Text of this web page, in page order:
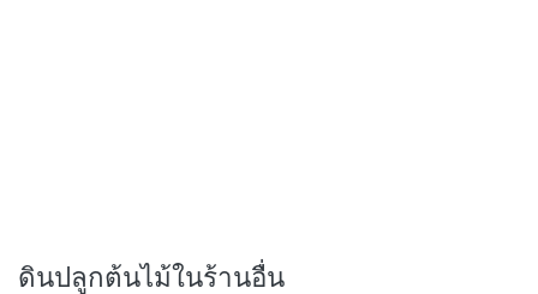
ดินปลูกต้นไม้ในร้านอื่น